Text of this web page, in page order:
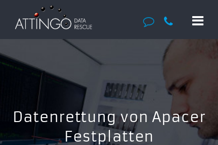
Datenrettung von Apacer
Festplatten